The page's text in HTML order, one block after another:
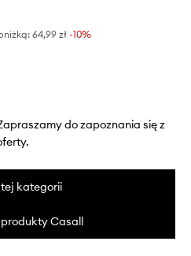
64,99 zł -10%
do zapoznania się z
tej kategorii
Casall